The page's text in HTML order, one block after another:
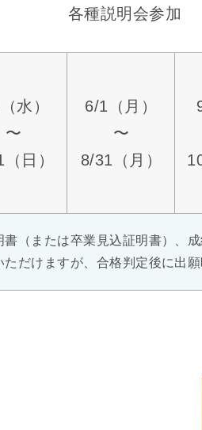
各種説明会参加
水）
〜
日）
6/1（月）
〜
8/31（月）
（または卒業見込証明書）、
だけますが、合格判定後に出